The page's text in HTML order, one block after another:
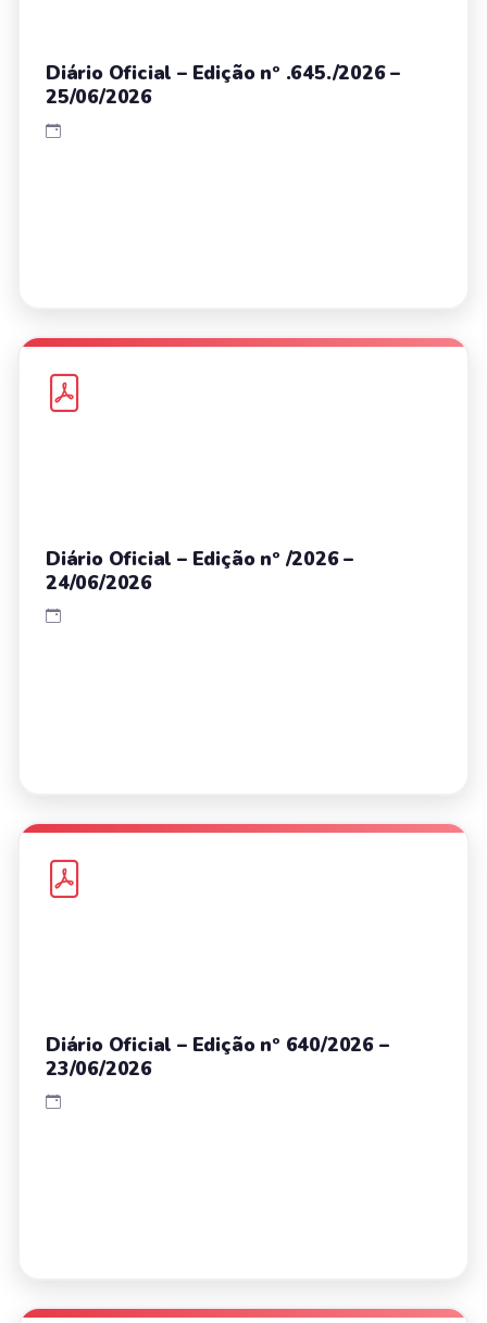
Diário Oficial – Edição nº .645./2026 –
25/06/2026
Diário Oficial – Edição nº /2026 –
24/06/2026
Diário Oficial – Edição nº 640/2026 –
23/06/2026